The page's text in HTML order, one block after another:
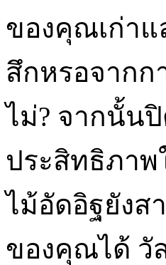
ของคุณเก่าแ
สึกหรอจากก
ไม่? จากนั้น
ประสิทธิภาพ
ไม้อัดอิฐยังส
ของคุณได้ วั